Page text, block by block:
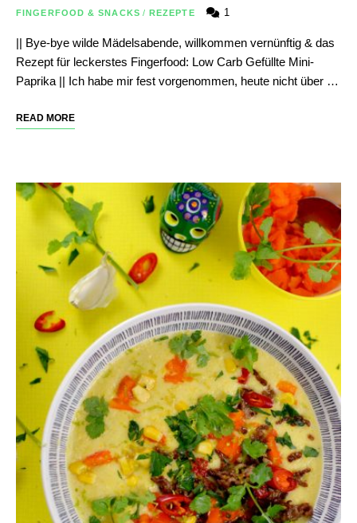
FINGERFOOD & SNACKS / REZEPTE 1
|| Bye-bye wilde Mädelsabende, willkommen vernünftig & das
Rezept für leckerstes Fingerfood: Low Carb Gefüllte Mini-
Paprika || Ich habe mir fest vorgenommen, heute nicht über …
READ MORE